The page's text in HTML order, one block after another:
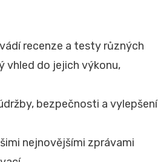
recenze a testy různých
vhled do jejich výkonu,
bezpečnosti a vylepšení
nejnovějšími zprávami